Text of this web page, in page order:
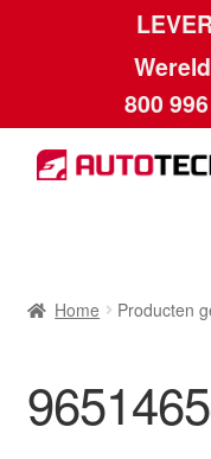
800
Ga
door
Ga
naar
Betalingen
Home Producten